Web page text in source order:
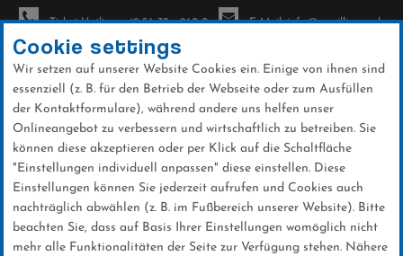
Direkt
zum
Inhalt
Ticket-Hotline: +49 56 32 - 960-0 E-Mail: info@sc-willingen.de
News
Cookie settings
Wir setzen auf unserer Website Cookies ein. Einige von ihnen sind
essenziell (z. B. für den Betrieb der Webseite oder zum Ausfüllen
der Kontaktformulare), während andere uns helfen unser
Onlineangebot zu verbessern und wirtschaftlich zu betreiben. Sie
können diese akzeptieren oder per Klick auf die Schaltfläche
"Einstellungen individuell anpassen" diese einstellen. Diese
Einstellungen können Sie jederzeit aufrufen und Cookies auch
nachträglich abwählen (z. B. im Fußbereich unserer Website). Bitte
beachten Sie, dass auf Basis Ihrer Einstellungen womöglich nicht
mehr alle Funktionalitäten der Seite zur Verfügung stehen. Nähere